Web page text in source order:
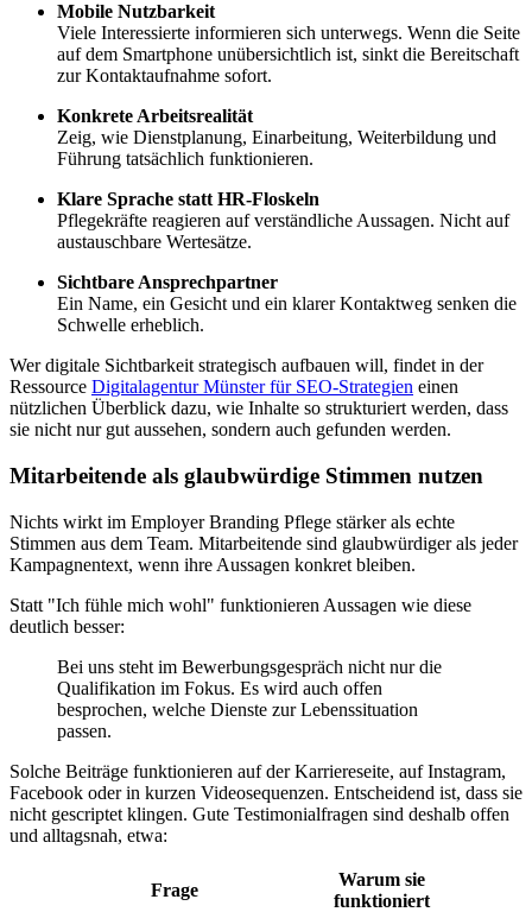
Mobile Nutzbarkeit
Viele Interessierte informieren sich unterwegs. Wenn die Seite
auf dem Smartphone unübersichtlich ist, sinkt die Bereitschaft
zur Kontaktaufnahme sofort.
Konkrete Arbeitsrealität
Zeig, wie Dienstplanung, Einarbeitung, Weiterbildung und
Führung tatsächlich funktionieren.
Klare Sprache statt HR-Floskeln
Pflegekräfte reagieren auf verständliche Aussagen. Nicht auf
austauschbare Wertesätze.
Sichtbare Ansprechpartner
Ein Name, ein Gesicht und ein klarer Kontaktweg senken die
Schwelle erheblich.
Wer digitale Sichtbarkeit strategisch aufbauen will, findet in der
Ressource Digitalagentur Münster für SEO-Strategien einen
nützlichen Überblick dazu, wie Inhalte so strukturiert werden, dass
sie nicht nur gut aussehen, sondern auch gefunden werden.
Mitarbeitende als glaubwürdige Stimmen nutzen
Nichts wirkt im Employer Branding Pflege stärker als echte
Stimmen aus dem Team. Mitarbeitende sind glaubwürdiger als jeder
Kampagnentext, wenn ihre Aussagen konkret bleiben.
Statt "Ich fühle mich wohl" funktionieren Aussagen wie diese
deutlich besser:
Bei uns steht im Bewerbungsgespräch nicht nur die
Qualifikation im Fokus. Es wird auch offen
besprochen, welche Dienste zur Lebenssituation
passen.
Solche Beiträge funktionieren auf der Karriereseite, auf Instagram,
Facebook oder in kurzen Videosequenzen. Entscheidend ist, dass sie
nicht gescriptet klingen. Gute Testimonialfragen sind deshalb offen
und alltagsnah, etwa:
Frage
Warum sie
funktioniert